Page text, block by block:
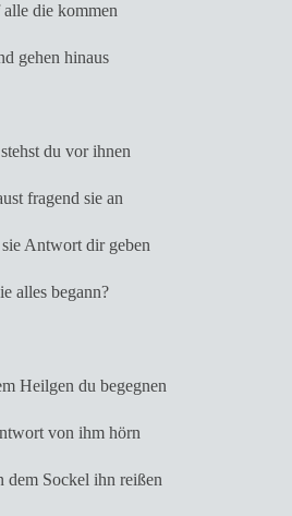
alle die kommen
gehen hinaus
du vor ihnen
fragend sie an
Antwort dir geben
alles begann?
Heilgen du begegnen
von ihm hörn
dem Sockel ihn reißen